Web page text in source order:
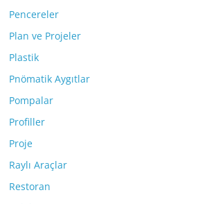
Pencereler
Plan ve Projeler
Plastik
Pnömatik Aygıtlar
Pompalar
Profiller
Proje
Raylı Araçlar
Restoran